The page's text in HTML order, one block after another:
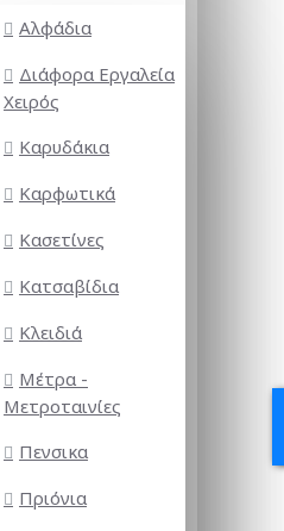
Αλφάδια
Διάφορα Εργαλεία
Χειρός
Καρυδάκια
Καρφωτικά
Κασετίνες
Κατσαβίδια
Κλειδιά
Μέτρα -
Μετροταινίες
Πενσικα
Πριόνια